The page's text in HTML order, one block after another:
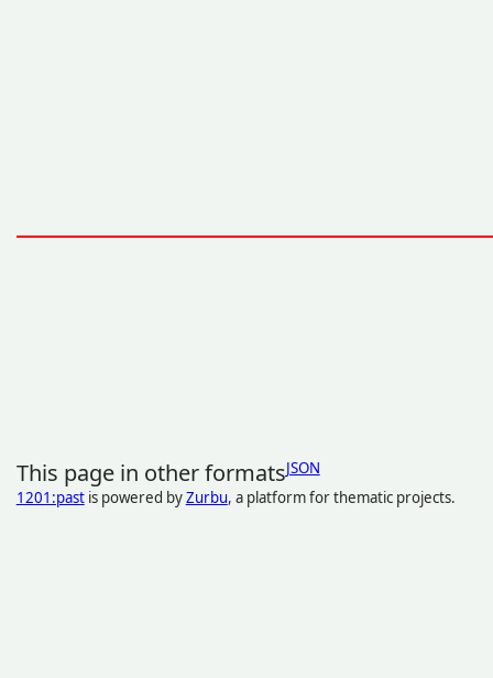
This page in other formatsJSON
1201:pastis powered byZurbu, a platform for thematic projects.